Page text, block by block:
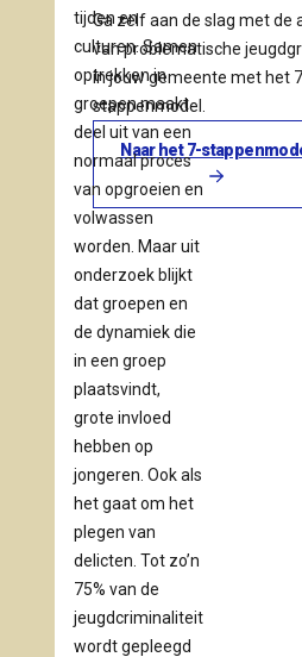
tijden en
culturen. Samen
optrekken in
groepen maakt
deel uit van een
normaal proces
van opgroeien en
volwassen
worden. Maar uit
onderzoek blijkt
dat groepen en
de dynamiek die
in een groep
plaatsvindt,
grote invloed
hebben op
jongeren. Ook als
het gaat om het
plegen van
delicten. Tot zo’n
75% van de
jeugdcriminaliteit
wordt gepleegd
Ga zelf aan de slag met de
van problematische
in jouw gemeente met het
stappenmodel.
Naar het 7-